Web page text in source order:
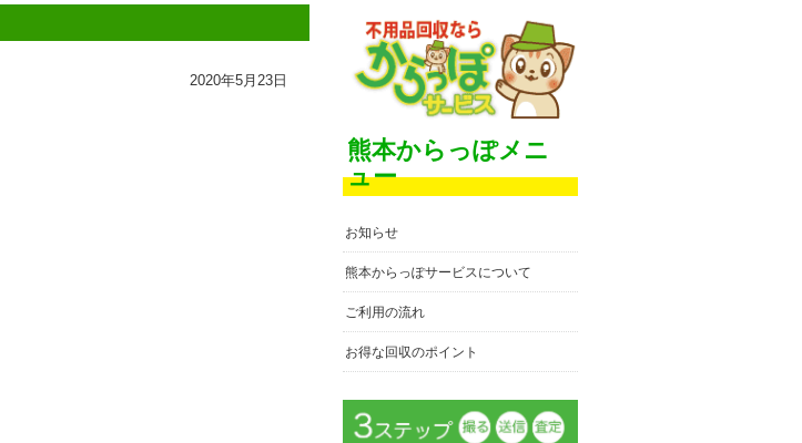
2020年5月23日
熊本からっぽメニ
ュー
お知らせ
熊本からっぽサービスについて
ご利用の流れ
お得な回収のポイント